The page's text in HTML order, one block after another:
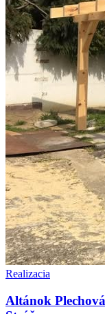
Realizacia
Altánok